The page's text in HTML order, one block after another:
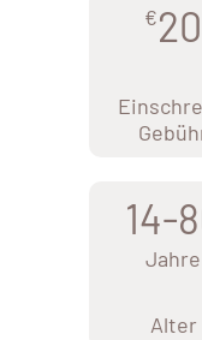
€20
14-
Jahre
Alter